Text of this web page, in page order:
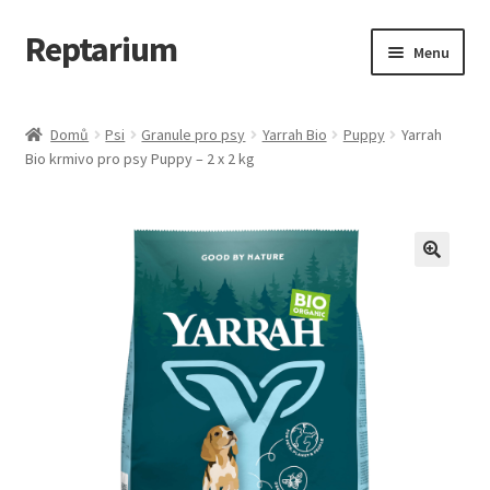
Přeskočit
na
Přejít
k
webu
Reptarium Menu
Košík
Vše pro kočky
Domů Psi Granule pro psy Yarrah Bio Puppy
Yarrah
Bio krmivo pro psy Puppy – 2 x 2 kg